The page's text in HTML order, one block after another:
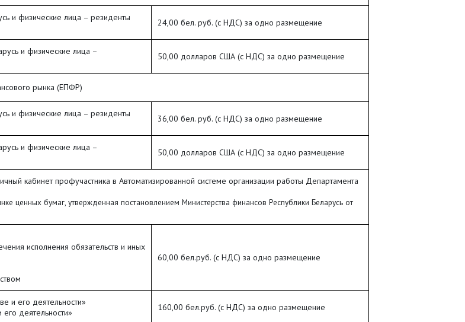
и физические лица – резиденты
24,00 бел. руб. (с НДС) за одно размещение
и физические лица –
50,00 долларов США (с НДС) за одно размещение
рынка (ЕПФР)
и физические лица – резиденты
36,00 бел. руб. (с НДС) за одно размещение
и физические лица –
50,00 долларов США (с НДС) за одно размещение
кабинет профучастника в Автоматизированной системе организации работы Департамента
ценных бумаг, утвержденная постановлением Министерства финансов Республики Беларусь от
исполнения обязательств и иных
60,00 бел.руб. (с НДС) за одно размещение
и его деятельности»
деятельности»
160,00 бел.руб. (с НДС) за одно размещение